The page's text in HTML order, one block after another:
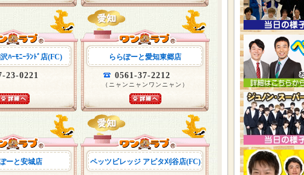
ﾊｰﾓﾆｰﾗﾝﾄﾞ店(FC)
23-0221
ららぽーと愛知東郷店
0561-37-2212
（ニャンニャンワンニャン）
ーと安城店 ペッツビレッジ アピタ刈谷店(FC)